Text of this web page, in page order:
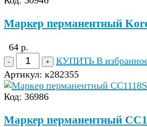
Маркер перманентный
64 р.
КУПИТЬ В
Артикул: к282355
Код: 36986
Маркер перманентный